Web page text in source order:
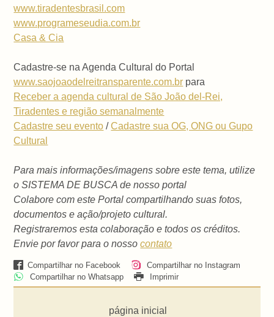
www.tiradentesbrasil.com
www.programeseudia.com.br
Casa & Cia
Cadastre-se na Agenda Cultural do Portal
www.saojoaodelreitransparente.com.br para
Receber a agenda cultural de São João del-Rei,
Tiradentes e região semanalmente
Cadastre seu evento /Cadastre sua OG, ONG ou Gupo
Cultural
Para mais informações/imagens sobre este tema, utilize
o SISTEMA DE BUSCA de nosso portal
Colabore com este Portal compartilhando suas fotos,
documentos e ação/projeto cultural.
Registraremos esta colaboração e todos os créditos.
Envie por favor para o nossocontato
Compartilhar no Facebook
Compartilhar no Instagram
Compartilhar no Whatsapp
Imprimir
página inicial